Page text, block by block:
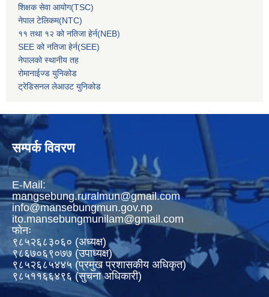
शिक्षक सेवा आयोग(TSC)
नेपाल टेलिकम(NTC)
११ तथा १२ को नतिजा हेर्न(NEB)
SEE को नतिजा हेर्न(SEE)
नेपालको स्थानीय तह
रोमानाईज्ड युनिकोड
ट्रेडिसनल लेआउट युनिकोड
सम्पर्क विवरण
E-Mail:
mangsebung.ruralmun@gmail.com
info@mansebungmun.gov.np
ito.mansebungmunilam@gmail.com
फोनः
९८५२६८३०६० (अध्यक्ष)
९८६७०६९०७७ (उपाध्यक्ष)
९८५२६८५४४५ (प्रमुख प्रशासकीय अधिकृत)
९८५११६६४९६ (सुचना अधिकारी)